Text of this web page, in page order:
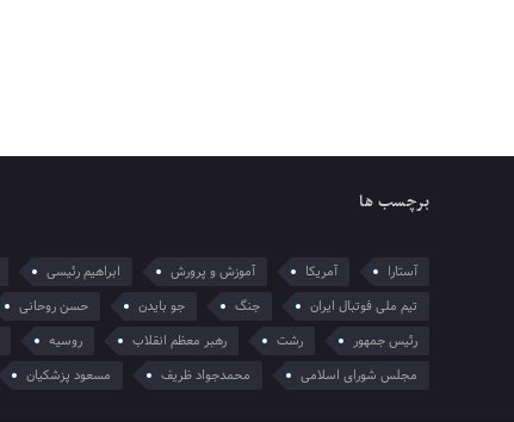
برچسب ها
آستارا آمریکا آموزش و پرورش ابراهیم رئیسی
تیم ملی فوتبال ایران
جنگ جو بایدن حسن روحانی
رئیس جمهور
رشت رهبر معظم انقلاب روسیه
مجلس شورای اسلامی
محمدجواد ظریف مسعود پزشکیان